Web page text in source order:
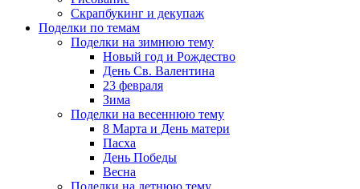
Скрапбукинг и декупаж
Поделки по темам
Поделки на зимнюю тему
Новый год и Рождество
День Св. Валентина
23 февраля
Зима
Поделки на весеннюю тему
8 Марта и День матери
Пасха
День Победы
Весна